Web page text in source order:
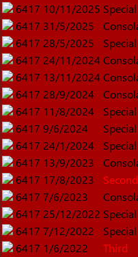
6417 10/11/2025 Special
6417 31/5/2025
6417 28/5/2025
Special
6417 24/11/2024
6417 13/11/2024
6417 28/9/2024
6417 11/8/2024
Special
6417 9/6/2024
Special
6417 24/1/2024
Special
6417 13/9/2023
6417 17/8/2023
Second
6417 7/6/2023
6417 25/12/2022 Special
6417 7/12/2022
Special
6417 1/6/2022
Third